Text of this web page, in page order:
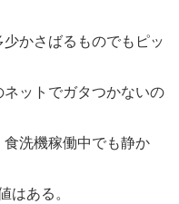
かさばるものでもピッ
ットでガタつかないの
洗機稼働中でも静か
はある。